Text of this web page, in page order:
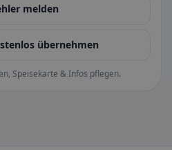
melden
übernehmen
Speisekarte & Infos pflegen.